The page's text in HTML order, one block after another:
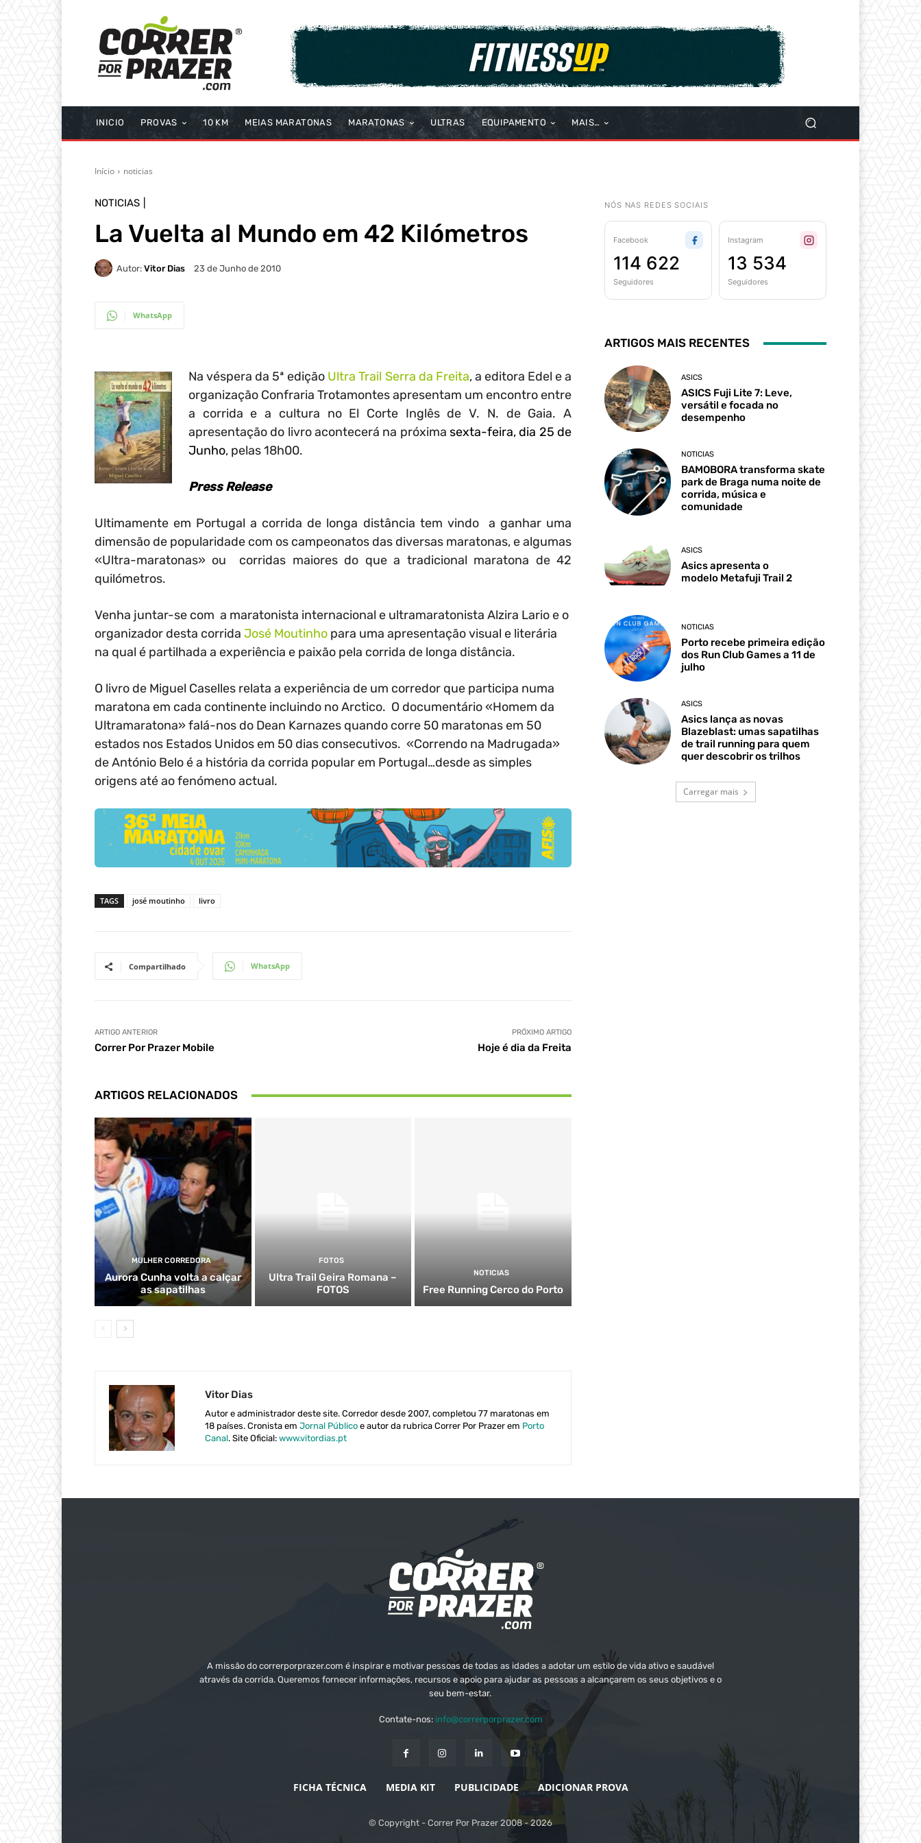
INICIO PROVAS 10 KM MEIAS MARATONAS MARATONAS ULTRAS EQUIPAMENTO MAIS…
Início noticias
NOTICIAS
La Vuelta al Mundo em 42 Kilómetros
Autor: Vitor Dias 23 de Junho de 2010
WhatsApp
Na véspera da 5ª edição Ultra Trail Serra da Freita, a editora Edel e a
organização Confraria Trotamontes apresentam um encontro entre
a corrida e a cultura no El Corte Inglês de V. N. de Gaia. A
apresentação do livro acontecerá na próxima sexta-feira, dia 25 de
Junho, pelas 18h00.
Press Release
Ultimamente em Portugal a corrida de longa distância tem vindo a ganhar uma
dimensão de popularidade com os campeonatos das diversas maratonas, e algumas
«Ultra-maratonas» ou corridas maiores do que a tradicional maratona de 42
quilómetros.
Venha juntar-se com a maratonista internacional e ultramaratonista Alzira Lario e o
organizador desta corrida José Moutinho para uma apresentação visual e literária
na qual é partilhada a experiência e paixão pela corrida de longa distância.
O livro de Miguel Caselles relata a experiência de um corredor que participa numa
maratona em cada continente incluindo no Arctico. O documentário «Homem da
Ultramaratona» falá-nos do Dean Karnazes quando corre 50 maratonas em 50
estados nos Estados Unidos em 50 dias consecutivos. «Correndo na Madrugada»
de António Belo é a história da corrida popular em Portugal…desde as simples
origens até ao fenómeno actual.
TAGS josé moutinho livro
Compartilhado WhatsApp
ARTIGO ANTERIOR
Correr Por Prazer Mobile
PRÓXIMO ARTIGO
Hoje é dia da Freita
ARTIGOS RELACIONADOS
MULHER CORREDORA
Aurora Cunha volta a calçar
as sapatilhas
FOTOS
Ultra Trail Geira Romana –
FOTOS
NOTICIAS
Free Running Cerco do Porto
Vitor Dias
Autor e administrador deste site. Corredor desde 2007, completou 77 maratonas em
18 países. Cronista em Jornal Público e autor da rubrica Correr Por Prazer em Porto
Canal. Site Oficial: www.vitordias.pt
NÓS NAS REDES SOCIAIS
Facebook
114 622
Seguidores
Instagram
13 534
Seguidores
ARTIGOS MAIS RECENTES
ASICS
ASICS Fuji Lite 7: Leve,
versátil e focada no
desempenho
NOTICIAS
BAMOBORA transforma skate
park de Braga numa noite de
corrida, música e
comunidade
ASICS
Asics apresenta o
modelo Metafuji Trail 2
NOTICIAS
Porto recebe primeira edição
dos Run Club Games a 11 de
julho
ASICS
Asics lança as novas
Blazeblast: umas sapatilhas
de trail running para quem
quer descobrir os trilhos
Carregar mais
A missão do correrporprazer.com é inspirar e motivar pessoas de todas as idades a adotar um estilo de vida ativo e saudável
através da corrida. Queremos fornecer informações, recursos e apoio para ajudar as pessoas a alcançarem os seus objetivos e o
seu bem-estar.
Contate-nos: info@correrporprazer.com
FICHA TÉCNICA MEDIA KIT PUBLICIDADE ADICIONAR PROVA
© Copyright - Correr Por Prazer 2008 - 2026